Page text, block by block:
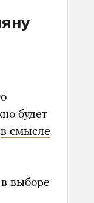
будет
в смысле
выборе